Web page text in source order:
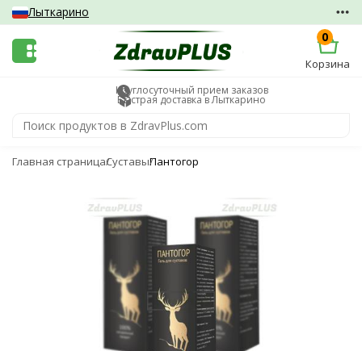
Лыткарино
0
Корзина
Круглосуточный прием заказов
Быстрая доставка в Лыткарино
Главная страницаСуставыПантогор